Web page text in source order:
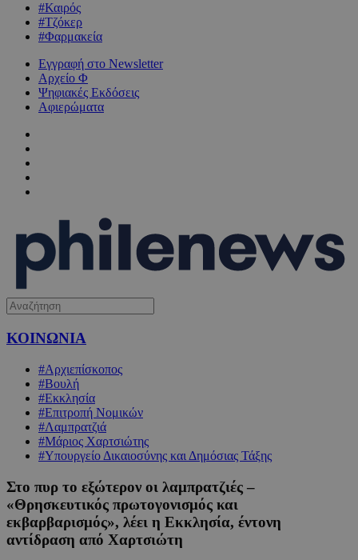
#Καιρός
#Τζόκερ
#Φαρμακεία
Εγγραφή στο Newsletter
Αρχείο Φ
Ψηφιακές Εκδόσεις
Αφιερώματα
ΚΟΙΝΩΝΙΑ
#Αρχιεπίσκοπος
#Βουλή
#Εκκλησία
#Επιτροπή Νομικών
#Λαμπρατζιά
#Μάριος Χαρτσιώτης
#Υπουργείο Δικαιοσύνης και Δημόσιας Τάξης
Στο πυρ το εξώτερον οι λαμπρατζιές –
«Θρησκευτικός πρωτογονισμός και
εκβαρβαρισμός», λέει η Εκκλησία, έντονη
αντίδραση από Χαρτσιώτη